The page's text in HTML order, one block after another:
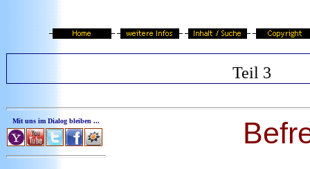
Teil 3
Mit uns im Dialog bleiben ...